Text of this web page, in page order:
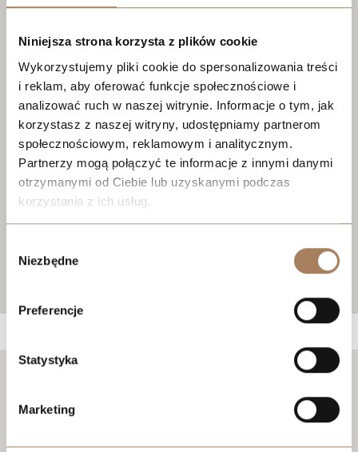
Niniejsza strona korzysta z plików cookie
Wykorzystujemy pliki cookie do spersonalizowania treści
i reklam, aby oferować funkcje społecznościowe i
analizować ruch w naszej witrynie. Informacje o tym, jak
korzystasz z naszej witryny, udostępniamy partnerom
społecznościowym, reklamowym i analitycznym.
Partnerzy mogą połączyć te informacje z innymi danymi
otrzymanymi od Ciebie lub uzyskanymi podczas
korzystania z ich usług.
process your information.
zgody
Niezbędne
Preferencje
Statystyka
MarketingNegotiate the price